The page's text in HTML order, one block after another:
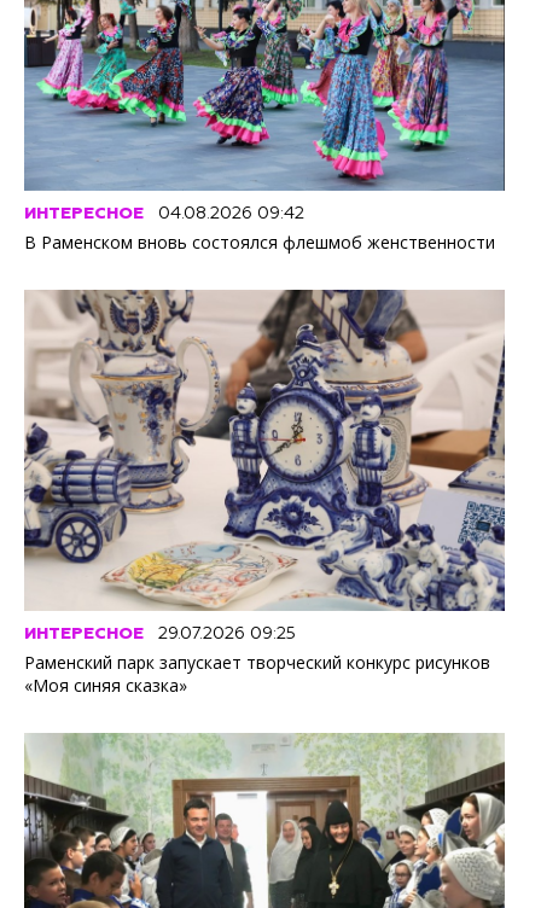
ИНТЕРЕСНОЕ 04.08.2026 09:42
В Раменском вновь состоялся флешмоб женственности
ИНТЕРЕСНОЕ 29.07.2026 09:25
Раменский парк запускает творческий конкурс рисунков
«Моя синяя сказка»